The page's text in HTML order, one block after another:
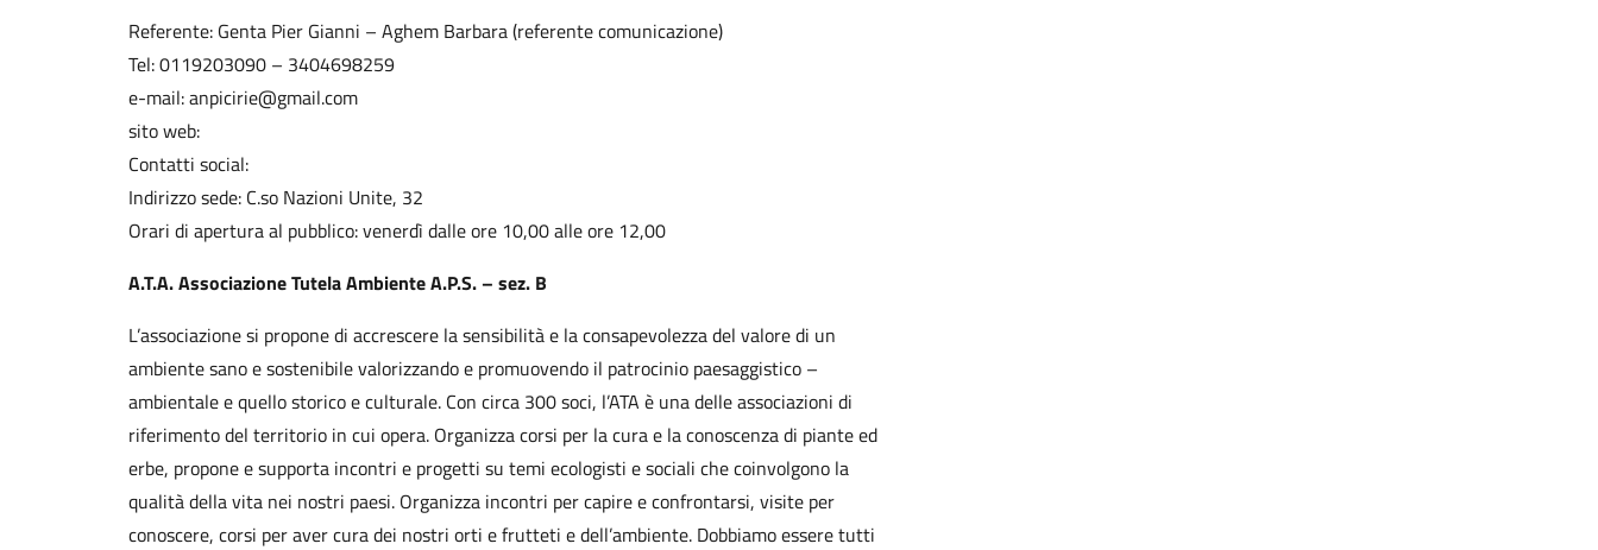
Referente: Genta Pier Gianni – Aghem Barbara (referente comunicazione)
Tel: 0119203090 – 3404698259
e-mail: anpicirie@gmail.com
sito web:
Contatti social:
Indirizzo sede: C.so Nazioni Unite, 32
Orari di apertura al pubblico: venerdì dalle ore 10,00 alle ore 12,00
A.T.A. Associazione Tutela Ambiente A.P.S. – sez. B
L’associazione si propone di accrescere la sensibilità e la consapevolezza del valore di un
ambiente sano e sostenibile valorizzando e promuovendo il patrocinio paesaggistico –
ambientale e quello storico e culturale. Con circa 300 soci, l’ATA è una delle associazioni di
riferimento del territorio in cui opera. Organizza corsi per la cura e la conoscenza di piante ed
erbe, propone e supporta incontri e progetti su temi ecologisti e sociali che coinvolgono la
qualità della vita nei nostri paesi. Organizza incontri per capire e confrontarsi, visite per
conoscere, corsi per aver cura dei nostri orti e frutteti e dell’ambiente. Dobbiamo essere tutti